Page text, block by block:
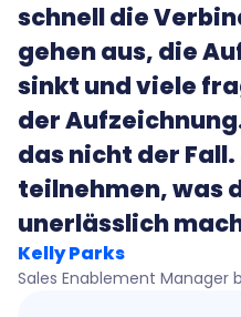
schnell die
gehen aus, die
sinkt und viele
der
das nicht der
teilnehmen, was
unerlässlich
Kelly Parks
Sales Enablement Manager